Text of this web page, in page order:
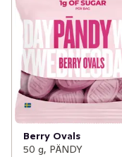
Berry Ovals
50 g, PÄNDY